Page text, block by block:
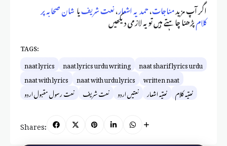
اگر آپ مزیدمناجات،حمدیہ اشعار،نعت شریفیاشان صحابہ پر
کلامپڑھنا چاہتے ہیں تو یہ لازمی دیکھیں
TAGS:
naat lyrics naat lyrics urdu writing naat sharif lyrics urdu
naat with lyrics naat with urdu lyrics written naat
نعت رسول مقبول اردو نعت شریف نعتیں اردو نعتیہ اشعار نعتیہ کلام
Shares: